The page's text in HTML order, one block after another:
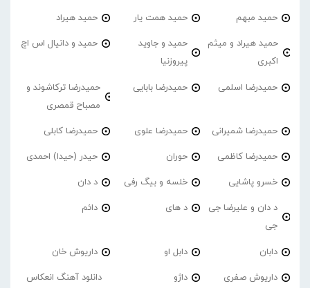
حمید مبهم حمید همت یار حمید هیراد
حمید هیراد و میثم
اکبری
حمید و جاوید
پیروزنیا
حمید و دانیال اس اچ
حمیدرضا اسلمی حمیدرضا بابایی
حمیدرضا ترکاشوند و
مصباح قمصری
حمیدرضا شمیرانی حمیدرضا علوی حمیدرضا کابلی
حمیدرضا کاظمی حوران حیدر (حیدا) احمدی
خسرو پاشایی خلسه و بیگ رفی د دان
د دان و علیرضا جی
جی
د های دائم
دابان دابل او داریوش خان
داریوش صفری داژو
دانلود آهنگ انعکاس